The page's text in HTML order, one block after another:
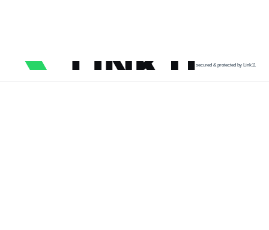
secured & protected by Link11